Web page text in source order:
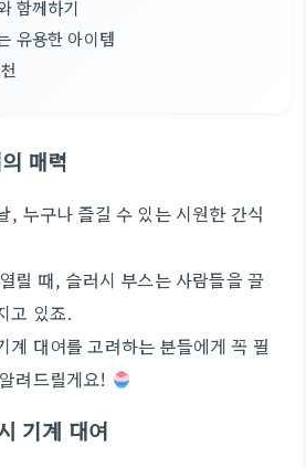
함께하기
유용한 아이템
매력
, 누구나 즐길 수 있는 시원한 간식
릴 때, 슬러시 부스는 사람들을 끌
고 있죠.
계 대여를 고려하는 분들에게 꼭 필
려드릴게요!
기계 대여